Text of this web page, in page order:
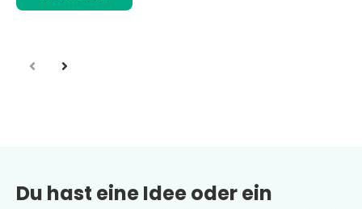
Du hast eine Idee oder ein